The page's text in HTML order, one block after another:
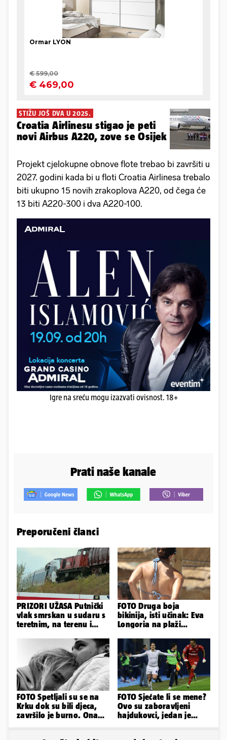
STIŽU JOŠ DVA U 2025.
Croatia Airlinesu stigao je peti
novi Airbus A220, zove se Osijek
Projekt cjelokupne obnove flote trebao bi završiti u
2027. godini kada bi u floti Croatia Airlinesa trebalo
biti ukupno 15 novih zrakoplova A220, od čega će
13 biti A220-300 i dva A220-100.
Igre na sreću mogu izazvati ovisnost. 18+
Prati naše kanale
Preporučeni članci
PRIZORI UŽASA Putnički
vlak smrskan u sudaru s
teretnim, na terenu i
FOTO Druga boja
bikinija, isti učinak: Eva
Longoria na plaži
obline
FOTO Spetljali su se na
Krku dok su bili djeca,
završilo je burno. Ona
FOTO Sjećate li se mene?
Ovo su zaboravljeni
hajdukovci, jedan je